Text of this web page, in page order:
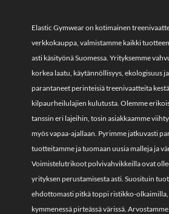
Elastic Gymwear on kotimainen
verkkokauppa, valmistamme kaikki
asti käsityönä Suomessa. Yrityksemme
korkea laatu, käytännöllisyys, ekologisuus
parantaneet perinteisiä treenivaatteita
kilpaurheilulajien kulutusta. Olemme
tanssin eri lajeihin, tosin asiakkaamme
myös vapaa-ajallaan. Pyrimme jatkuvasti
tuotteitamme ja tuomaan uusia malleja ja
Voimistelutrikoot polvivahvikkeilla ovat
yrityksen perustamisesta asti. Suosituin
ehdottomasti pitkä toppi ristikko-olkaimilla,
kymmenessä pirteässä värissä.